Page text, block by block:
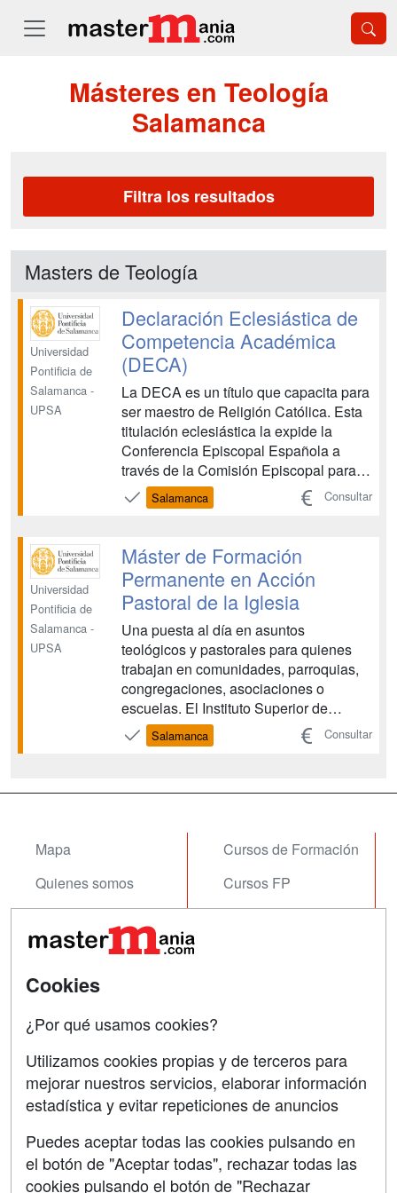
Másteres en Teología
Salamanca
Filtra los resultados
Masters de Teología
Universidad
Pontificia de
Salamanca -
UPSA
Declaración Eclesiástica de
Competencia Académica
(DECA)
La DECA es un título que capacita para
ser maestro de Religión Católica. Esta
titulación eclesiástica la expide la
Conferencia Episcopal Española a
través de la Comisión Episcopal para la
Educación y Cultura. La UPSA ofrece
el curso que permite al estudiante
Salamanca Consultar
Universidad
Pontificia de
Salamanca -
UPSA
Máster de Formación
Permanente en Acción
Pastoral de la Iglesia
Una puesta al día en asuntos
teológicos y pastorales para quienes
trabajan en comunidades, parroquias,
congregaciones, asociaciones o
escuelas. El Instituto Superior de
Pastoral te ofrece itinerarios
personalizados para facilitar tu
Salamanca Consultar
Mapa
Quienes somos
Acceso Usuarios
Acceso Centros
Cursos de Formación
Cursos FP
Contactar
Confidencialidad
Copyleft
SÍGUENOS EN:
Cookies
¿Por qué usamos cookies?
Utilizamos cookies propias y de terceros para
mejorar nuestros servicios, elaborar información
estadística y evitar repeticiones de anuncios
Puedes aceptar todas las cookies pulsando en
el botón de "Aceptar todas", rechazar todas las
cookies pulsando el botón de "Rechazar